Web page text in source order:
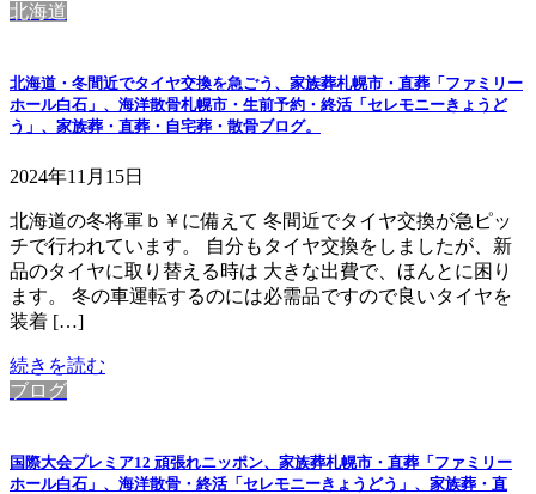
北海道
北海道・冬間近でタイヤ交換を急ごう、家族葬札幌市・直葬「ファミリー
ホール白石」、海洋散骨札幌市・生前予約・終活「セレモニーきょうど
う」、家族葬・直葬・自宅葬・散骨ブログ。
2024年11月15日
北海道の冬将軍ｂ￥に備えて 冬間近でタイヤ交換が急ピッ
チで行われています。 自分もタイヤ交換をしましたが、新
品のタイヤに取り替える時は 大きな出費で、ほんとに困り
ます。 冬の車運転するのには必需品ですので良いタイヤを
装着 […]
続きを読む
ブログ
国際大会プレミア12 頑張れニッポン、家族葬札幌市・直葬「ファミリー
ホール白石」、海洋散骨・終活「セレモニーきょうどう」、家族葬・直